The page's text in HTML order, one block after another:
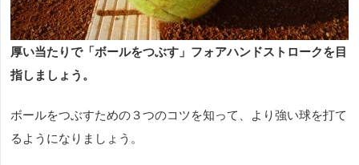
厚い当たりで「ボールをつぶす」フォアハンドストロークを目
指しましょう。
ボールをつぶすための３つのコツを知って、より強い球を打て
るようになりましょう。